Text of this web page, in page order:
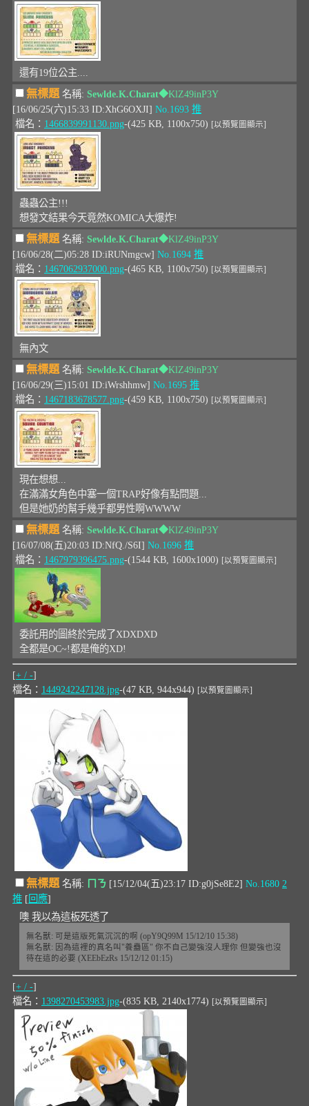
還有19位公主....
無標題 名稱: Sewlde.K.Charat◆KlZ49inP3Y
[16/06/25(六)15:33 ID:XhG6OXJI] No.1693 推
檔名： 1466839991130.png-(425 KB, 1100x750) [以預覽圖顯示]
蟲蟲公主!!!
想發文結果今天竟然KOMICA大爆炸!
無標題 名稱: Sewlde.K.Charat◆KlZ49inP3Y
[16/06/28(二)05:28 ID:iRUNmgcw] No.1694 推
檔名： 1467062937000.png-(465 KB, 1100x750) [以預覽圖顯示]
無內文
無標題名稱: Sewlde.K.Charat◆KlZ49inP3Y
[16/06/29(三)15:01 ID:iWrshhmw] No.1695 推
檔名： 1467183678577.png-(459 KB, 1100x750) [以預覽圖顯示]
現在想想...
在滿滿女角色中塞一個TRAP好像有點問題...
但是她奶的幫手幾乎都男性啊WWWW
無標題 名稱: Sewlde.K.Charat◆KlZ49inP3Y
[16/07/08(五)20:03 ID:NfQ./S6I] No.1696 推
檔名： 1467979396475.png-(1544 KB, 1600x1000) [以預覽圖顯示]
委託用的圖終於完成了XDXDXD
全都是OC~!都是俺的XD!
[+ / -]
檔名： 1449242247128.jpg-(47 KB, 944x944) [以預覽圖顯示]
無標題 名稱: ㄇㄋ [15/12/04(五)23:17 ID:g0jSe8E2] No.1680 2
推 [ 回應]
噢 我以為這板死透了
無名獸: 可是這版死氣沉沉的啊 (opY9Q99M 15/12/10 15:38)
無名獸: 因為這裡的真名叫"養蠱區" 你不自己變強沒人理你 但變強也沒
待在這的必要 (XEEbEzRs 15/12/12 01:15)
[+ / -]
檔名： 1398270453983.jpg-(835 KB, 2140x1774) [以預覽圖顯示]